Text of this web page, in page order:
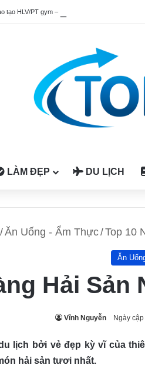
tạo HLV/PT gym – fitness quốc tế được công
LÀM ĐẸP DU LỊCH
/Ăn Uống - Ẩm Thực/Top 10
Ăn
Hải
Vĩnh Nguyễn Ngày
lịch bởi vẻ đẹp kỳ vĩ của
hải sản tươi nhất.